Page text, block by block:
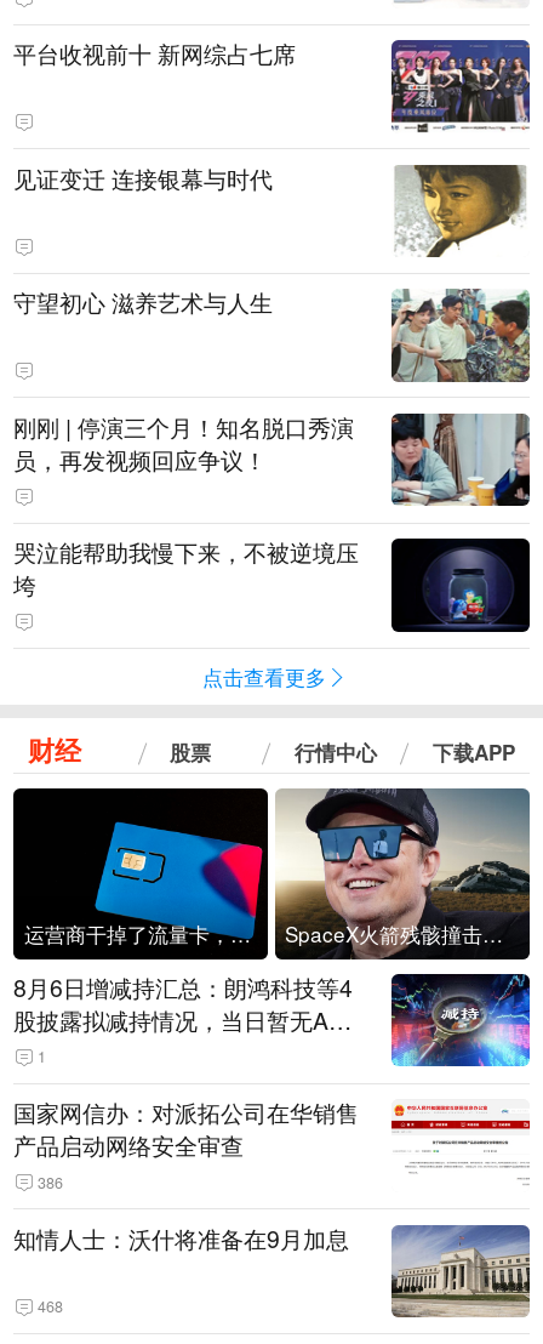
平台收视前十 新网综占七席
见证变迁 连接银幕与时代
守望初心 滋养艺术与人生
刚刚 | 停演三个月！知名脱口秀演
员，再发视频回应争议！
哭泣能帮助我慢下来，不被逆境压
垮
点击查看更多
财经 股票 行情中心 下载APP
运营商干掉了流量卡，他们真的玩不起了 SpaceX火箭残骸撞击月球
8月6日增减持汇总：朗鸿科技等4
股披露拟减持情况，当日暂无A股
公司披露拟增持情况（表）
1
国家网信办：对派拓公司在华销售
产品启动网络安全审查
386
知情人士：沃什将准备在9月加息
468